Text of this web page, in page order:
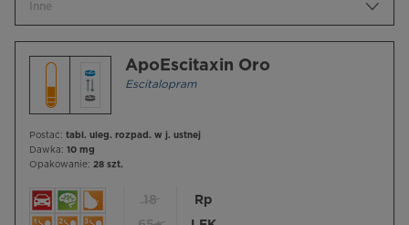
Inne
ApoEscitaxin Oro
Escitalopram
Postać: tabl. uleg. rozpad. w j. ustnej
Dawka: 10 mg
Opakowanie: 28 szt.
18
Rp